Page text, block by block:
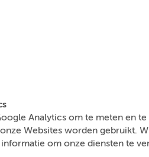
Analytics om te meten en te
Websites worden gebruikt.
om onze diensten te